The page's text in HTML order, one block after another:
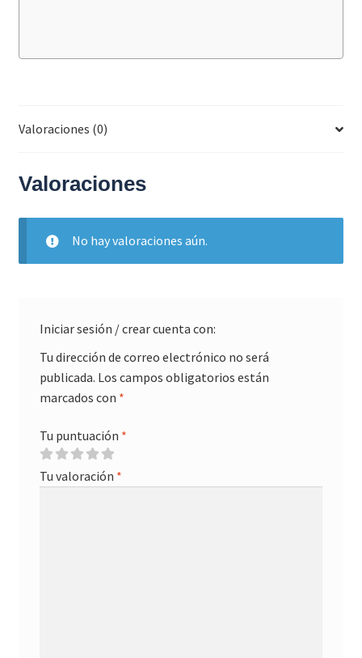
Valoraciones (0)
Valoraciones
No hay valoraciones aún.
Iniciar sesión / crear cuenta con:
Tu dirección de correo electrónico no será
publicada. Los campos obligatorios están
marcados con *
Tu puntuación *
Tu valoración *